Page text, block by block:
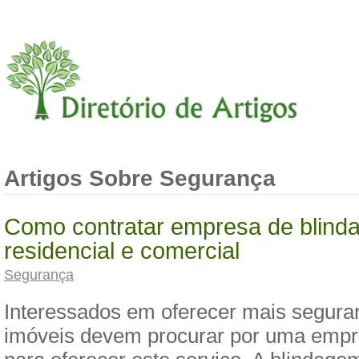
Artigos Sobre Segurança
Como contratar empresa de
residencial e comercial
Segurança
Interessados em oferecer mais
imóveis devem procurar por uma